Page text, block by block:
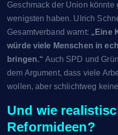
Geschmack der Union könnte
wenigsten haben. Ulrich
Gesamtverband warnt: „Eine
würde viele Menschen in
bringen.“ Auch SPD und
dem Argument, dass viele
wollen, aber schlichtweg
Und wie
Reformideen?